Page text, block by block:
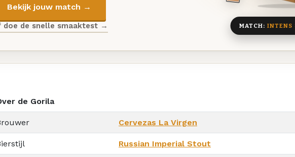
Bekijk jouw match →
doe de snelle smaaktest → MATCH: INTENS
de Gorila
Cervezas La Virgen
Russian Imperial Stout